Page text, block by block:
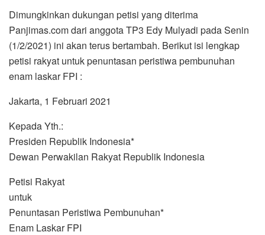
Dimungkinkan dukungan petisi yang diterima
Panjimas.com dari anggota TP3 Edy Mulyadi pada Senin
(1/2/2021) ini akan terus bertambah. Berikut isi lengkap
petisi rakyat untuk penuntasan peristiwa pembunuhan
enam laskar FPI :
Jakarta, 1 Februari 2021
Kepada Yth.:
Presiden Republik Indonesia*
Dewan Perwakilan Rakyat Republik Indonesia
Petisi Rakyat
untuk
Penuntasan Peristiwa Pembunuhan*
Enam Laskar FPI